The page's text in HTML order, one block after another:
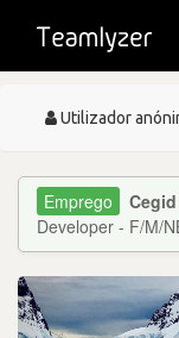
Toggle
Utilizador
Developer - F/M/